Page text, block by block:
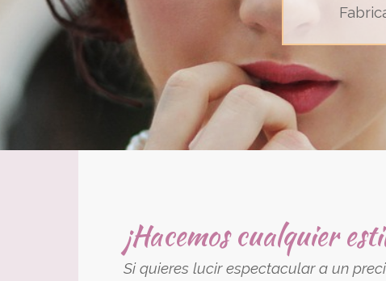
¡Hacemos cualquier
Si quieres lucir espectacular a un